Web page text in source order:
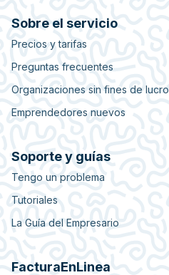
Sobre el servicio
Precios y tarifas
Preguntas frecuentes
Organizaciones sin fines de lucro
Emprendedores nuevos
Soporte y guías
Tengo un problema
Tutoriales
La Guía del Empresario
FacturaEnLinea